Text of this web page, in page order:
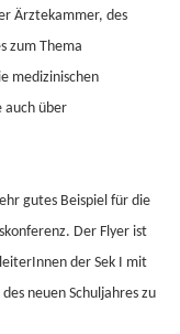
Ärztekammer, des
zum Thema
medizinischen
auch über
gutes Beispiel für die
Der Flyer ist
der Sek I mit
neuen Schuljahres zu